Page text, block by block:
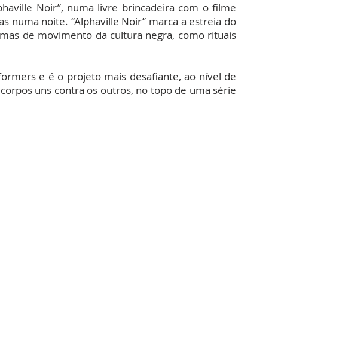
Noir”, numa livre brincadeira com o filme
numa noite. “Alphaville Noir” marca a estreia do
de movimento da cultura negra, como rituais
e é o projeto mais desafiante, ao nível de
uns contra os outros, no topo de uma série